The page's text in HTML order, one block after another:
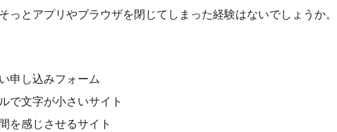
っとアプリやブラウザを閉じてしまった経験はないでしょうか。
申し込みフォーム
で文字が小さいサイト
を感じさせるサイト